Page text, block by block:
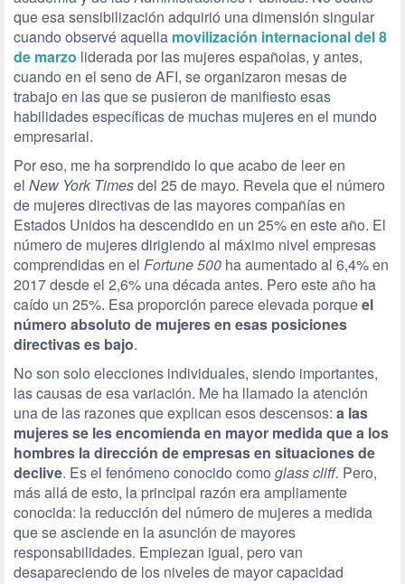
que esa sensibilización adquirió una dimensión singular
cuando observé aquella movilización internacional del 8
de marzo liderada por las mujeres españolas, y antes,
cuando en el seno de AFI, se organizaron mesas de
trabajo en las que se pusieron de manifiesto esas
habilidades específicas de muchas mujeres en el mundo
empresarial.
Por eso, me ha sorprendido lo que acabo de leer en
el New York Timesdel 25 de mayo. Revela que el número
de mujeres directivas de las mayores compañías en
Estados Unidos ha descendido en un 25% en este año. El
número de mujeres dirigiendo al máximo nivel empresas
comprendidas en el Fortune 500 ha aumentado al 6,4% en
2017 desde el 2,6% una década antes. Pero este año ha
caído un 25%. Esa proporción parece elevada porqueel
número absoluto de mujeres en esas posiciones
directivas es bajo.
No son solo elecciones individuales, siendo importantes,
las causas de esa variación. Me ha llamado la atención
una de las razones que explican esos descensos: a las
mujeres se les encomienda en mayor medida que a los
hombres la dirección de empresas en situaciones de
declive. Es el fenómeno conocido como glass cliff. Pero,
más allá de esto, la principal razón era ampliamente
conocida: la reducción del número de mujeres a medida
que se asciende en la asunción de mayores
responsabilidades. Empiezan igual, pero van
desapareciendo de los niveles de mayor capacidad